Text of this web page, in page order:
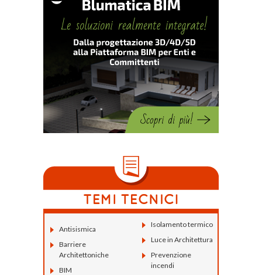
Antisismica
Barriere
Architettoniche
BIM
Isolamento termico
Luce in Architettura
Prevenzione
incendi